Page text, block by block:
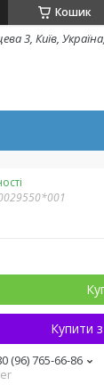
Кошик
3, Київ,
Купити з
(96) 765-66-86